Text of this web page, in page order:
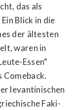
das als
Ein Blick in die
der ältesten
waren in
Essen“
Comeback.
levantinischen
Faki-